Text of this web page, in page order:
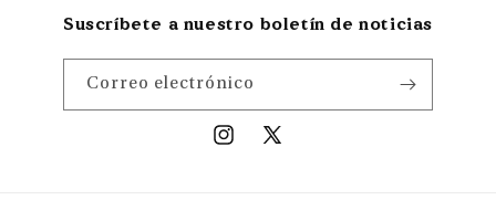
Suscríbete a nuestro boletín de noticias
Correo electrónico
Instagram
X